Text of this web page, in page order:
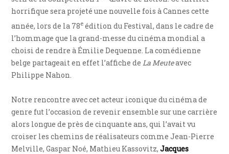
horrifique sera projeté une nouvelle fois à Cannes cette
année, lors de la 78e édition du Festival, dans le cadre de
l’hommage que la grand-messe du cinéma mondial a
choisi de rendre à Émilie Dequenne. La comédienne
belge partageait en effet l’affiche de La Meuteavec
Philippe Nahon.
Notre rencontre avec cet acteur iconique du cinéma de
genre fut l’occasion de revenir ensemble sur une carrière
alors longue de près de cinquante ans, qui l’avait vu
croiser les chemins de réalisateurs comme Jean-Pierre
Melville, Gaspar Noé, Mathieu Kassovitz,Jacques